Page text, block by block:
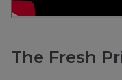
The Fresh